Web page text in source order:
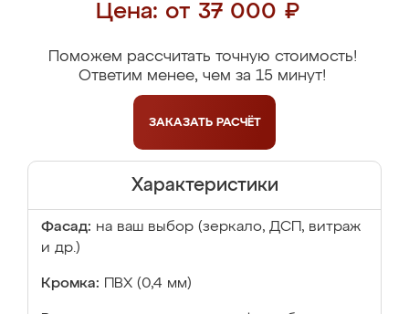
Цена: от 37 000 ₽
Поможем рассчитать точную стоимость!
Ответим менее, чем за 15 минут!
ЗАКАЗАТЬ РАСЧЁТ
Характеристики
Фасад: на ваш выбор (зеркало, ДСП, витраж
и др.)
Кромка: ПВХ (0,4 мм)